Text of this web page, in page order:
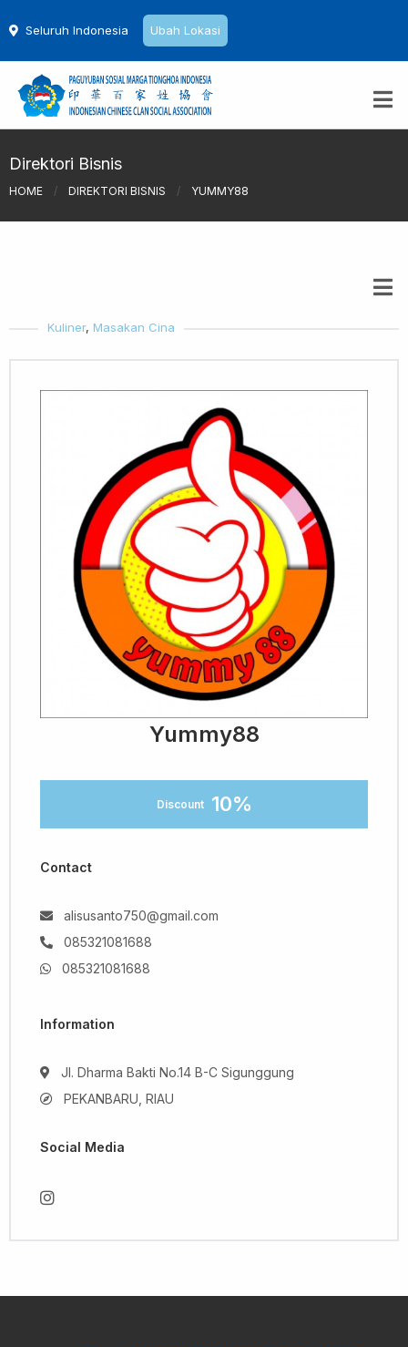
Seluruh Indonesia Ubah Lokasi
Direktori Bisnis
HOME / DIREKTORI BISNIS / YUMMY88
Kuliner, Masakan Cina
Yummy88
Discount 10%
Contact
alisusanto750@gmail.com
085321081688
085321081688
Information
Jl. Dharma Bakti No.14 B-C Sigunggung
PEKANBARU, RIAU
Social Media